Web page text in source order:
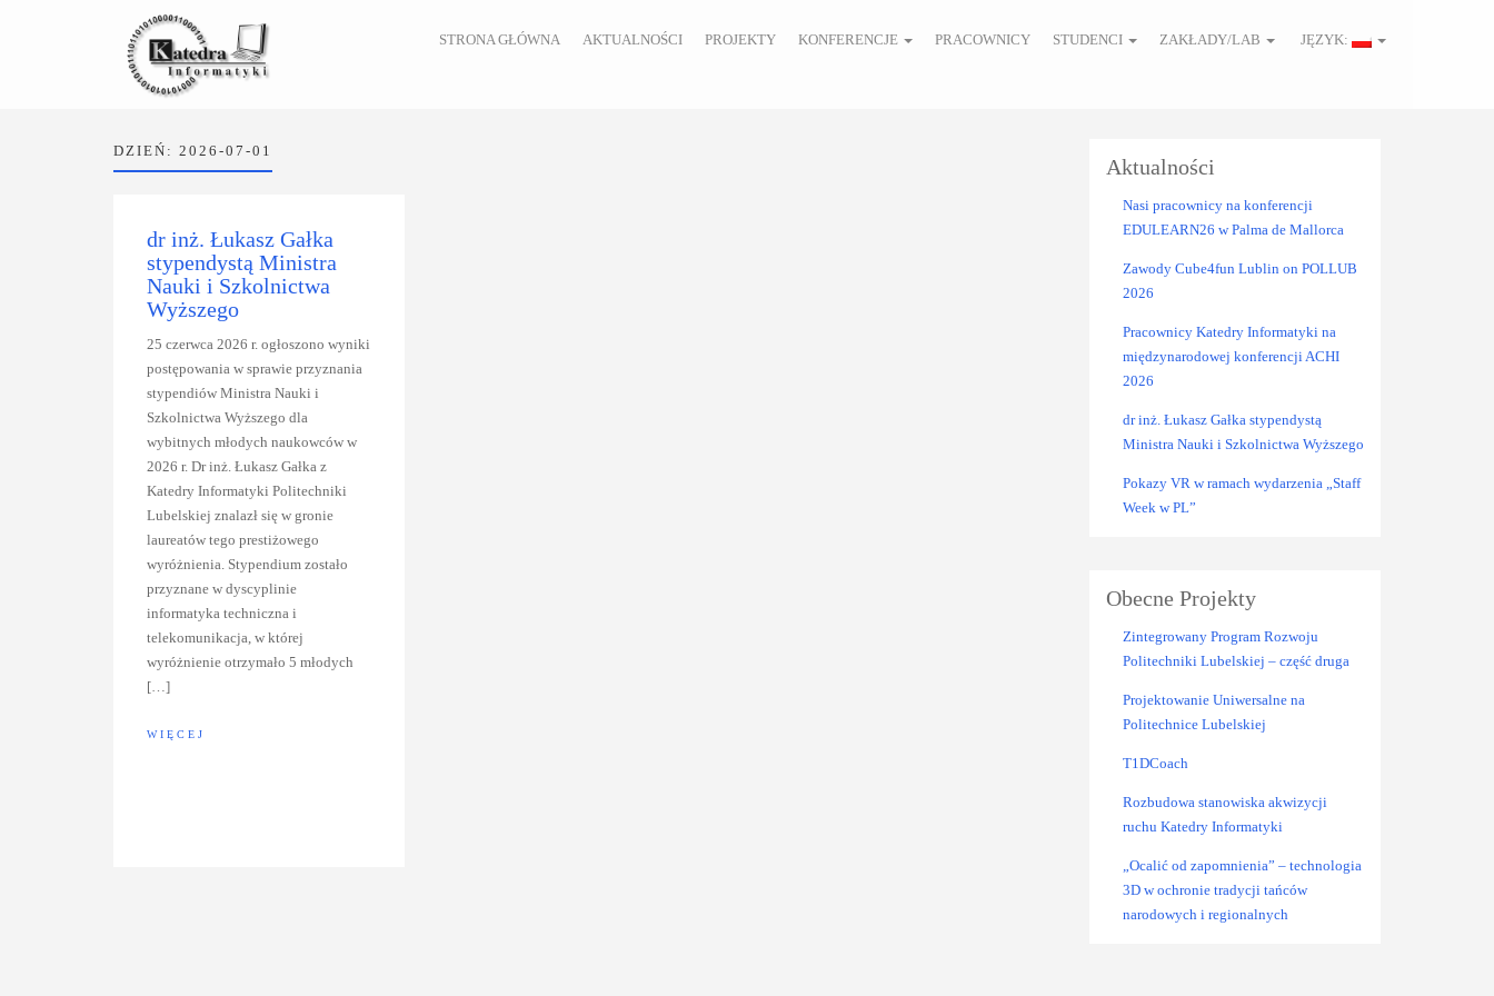
STRONA GŁÓWNA AKTUALNOŚCI PROJEKTY KONFERENCJE PRACOWNICY STUDENCI ZAKŁADY/LAB JĘZYK:
DZIEŃ: 2026-07-01
dr inż. Łukasz Gałka
stypendystą Ministra
Nauki i Szkolnictwa
Wyższego
25 czerwca 2026 r. ogłoszono wyniki
postępowania w sprawie przyznania
stypendiów Ministra Nauki i
Szkolnictwa Wyższego dla
wybitnych młodych naukowców w
2026 r. Dr inż. Łukasz Gałka z
Katedry Informatyki Politechniki
Lubelskiej znalazł się w gronie
laureatów tego prestiżowego
wyróżnienia. Stypendium zostało
przyznane w dyscyplinie
informatyka techniczna i
telekomunikacja, w której
wyróżnienie otrzymało 5 młodych
[…]
WIĘCEJ
Aktualności
Nasi pracownicy na konferencji
EDULEARN26 w Palma de Mallorca
Zawody Cube4fun Lublin on POLLUB
2026
Pracownicy Katedry Informatyki na
międzynarodowej konferencji ACHI
2026
dr inż. Łukasz Gałka stypendystą
Ministra Nauki i Szkolnictwa Wyższego
Pokazy VR w ramach wydarzenia „Staff
Week w PL”
Obecne Projekty
Zintegrowany Program Rozwoju
Politechniki Lubelskiej – część druga
Projektowanie Uniwersalne na
Politechnice Lubelskiej
T1DCoach
Rozbudowa stanowiska akwizycji
ruchu Katedry Informatyki
„Ocalić od zapomnienia” – technologia
3D w ochronie tradycji tańców
narodowych i regionalnych